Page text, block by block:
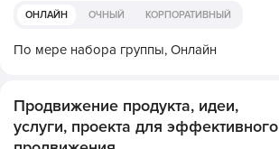
ОНЛАЙН ОЧНЫЙ КОРПОРАТИВНЫЙ
По мере набора группы, Онлайн
Продвижение продукта, идеи,
услуги, проекта для эффективного